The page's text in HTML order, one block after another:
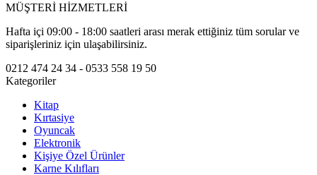
MÜŞTERİ HİZMETLERİ
Hafta içi 09:00 - 18:00 saatleri arası merak ettiğiniz tüm sorular ve
siparişleriniz için ulaşabilirsiniz.
0212 474 24 34 - 0533 558 19 50
Kategoriler
Kitap
Kırtasiye
Oyuncak
Elektronik
Kişiye Özel Ürünler
Karne Kılıfları